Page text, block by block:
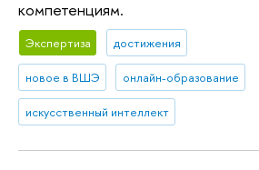
компетенциям.
Экспертиза достижения
новое в ВШЭ онлайн-образование
искусственный интеллект